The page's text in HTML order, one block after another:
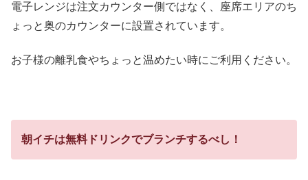
電子レンジは注文カウンター側ではなく、座席エリアのち
ょっと奥のカウンターに設置されています。
お子様の離乳食やちょっと温めたい時にご利用ください。
朝イチは無料ドリンクでブランチするべし！